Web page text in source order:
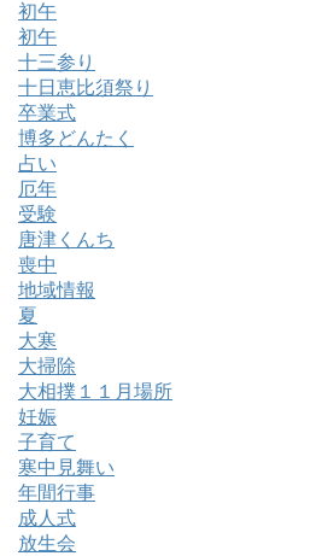
初午
初午
十三参り
十日恵比須祭り
卒業式
博多どんたく
占い
厄年
受験
唐津くんち
喪中
地域情報
夏
大寒
大掃除
大相撲１１月場所
妊娠
子育て
寒中見舞い
年間行事
成人式
放生会